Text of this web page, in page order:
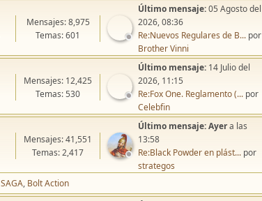
Mensajes: 8,975
Temas: 601
Último mensaje:05 Agosto del
2026, 08:36
Re:Nuevos Regulares de B... por
Brother Vinni
Mensajes: 12,425
Temas: 530
Último mensaje: 14 Julio del
2026, 11:15
Re:Fox One. Reglamento (... por
Celebfin
Mensajes: 41,551
Temas: 2,417
Último mensaje:Ayera las
13:58
Re:Black Powder en plást... por
strategos
SAGA Bolt Action